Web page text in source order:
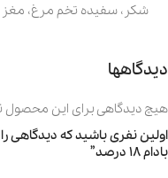
شکر، سفیده تخم مرغ، مغز
دیدگاهها
هیچ دیدگاهی برای این
اولین نفری باشید که دیدگاهی
بادام 18 درصد”